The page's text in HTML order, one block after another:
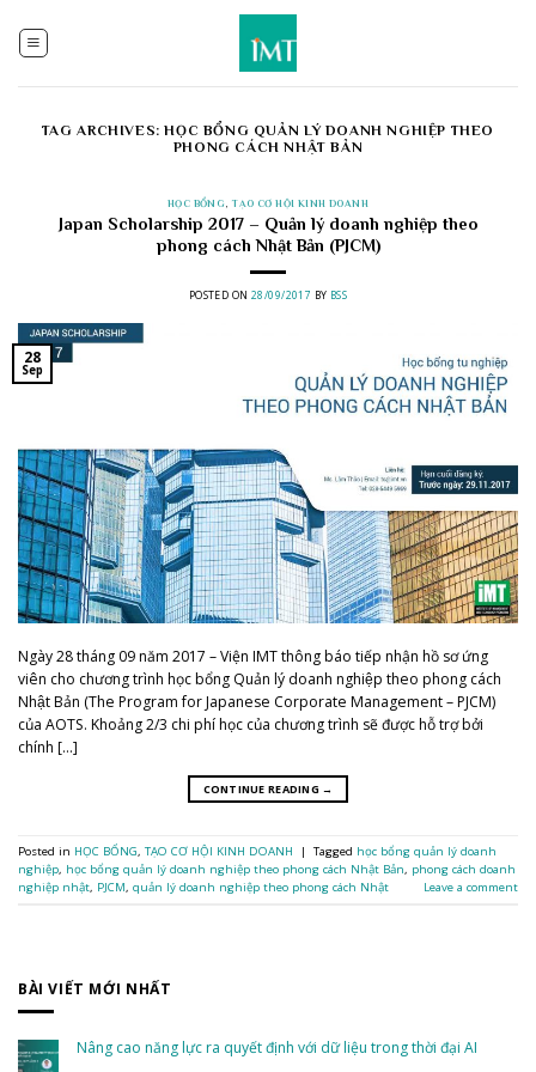
content
TAG ARCHIVES:HỌC BỔNG QUẢN LÝ DOANH NGHIỆP THEO
PHONG CÁCH NHẬT BẢN
HỌC BỔNG, TẠO CƠ HỘI KINH DOANH
Japan Scholarship 2017 – Quản lý doanh nghiệp theo
phong cách Nhật Bản (PJCM)
POSTED ON 28/09/2017 BY BSS
28
Sep
Ngày 28 tháng 09 năm 2017 – Viện IMT thông báo tiếp nhận hồ sơ ứng
viên cho chương trình học bổng Quản lý doanh nghiệp theo phong cách
Nhật Bản (The Program for Japanese Corporate Management – PJCM)
của AOTS. Khoảng 2/3 chi phí học của chương trình sẽ được hỗ trợ bởi
chính […]
CONTINUE READING →
Posted in HỌC BỔNG, TẠO CƠ HỘI KINH DOANH | Tagged học bổng quản lý doanh
nghiệp, học bổng quản lý doanh nghiệp theo phong cách Nhật Bản, phong cách doanh
nghiệp nhật, PJCM, quản lý doanh nghiệp theo phong cách Nhật Leave a comment
BÀI VIẾT MỚI NHẤT
Nâng cao năng lực ra quyết định với dữ liệu trong thời đại AI